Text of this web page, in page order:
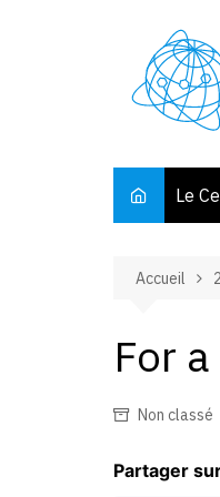
Le
Accueil
For
Non classé
Partager